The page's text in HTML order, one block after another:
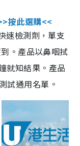
按此選購<<
速檢測劑，單支
。產品以鼻咽拭
就知結果。產品
試通用名單。